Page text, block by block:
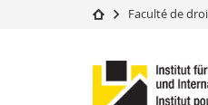
Université
Etudes
Faculté de
Institut